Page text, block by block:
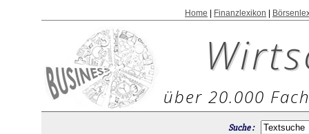
Home Finanzlexikon
über 20.000
Suche :